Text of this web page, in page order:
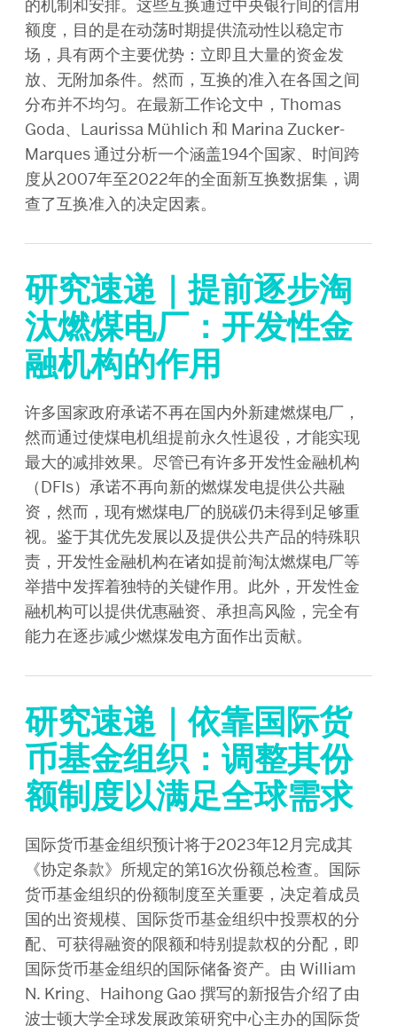
的机制和安排。这些互换通过中央银行间的信用
额度，目的是在动荡时期提供流动性以稳定市
场，具有两个主要优势：立即且大量的资金发
放、无附加条件。然而，互换的准入在各国之间
分布并不均匀。在最新工作论文中，Thomas
Goda、Laurissa Mühlich 和 Marina Zucker-
Marques 通过分析一个涵盖194个国家、时间跨
度从2007年至2022年的全面新互换数据集，调
查了互换准入的决定因素。
研究速递｜提前逐步淘
汰燃煤电厂：开发性金
融机构的作用
许多国家政府承诺不再在国内外新建燃煤电厂，
然而通过使煤电机组提前永久性退役，才能实现
最大的减排效果。尽管已有许多开发性金融机构
（DFIs）承诺不再向新的燃煤发电提供公共融
资，然而，现有燃煤电厂的脱碳仍未得到足够重
视。鉴于其优先发展以及提供公共产品的特殊职
责，开发性金融机构在诸如提前淘汰燃煤电厂等
举措中发挥着独特的关键作用。此外，开发性金
融机构可以提供优惠融资、承担高风险，完全有
能力在逐步减少燃煤发电方面作出贡献。
研究速递｜依靠国际货
币基金组织：调整其份
额制度以满足全球需求
国际货币基金组织预计将于2023年12月完成其
《协定条款》所规定的第16次份额总检查。国际
货币基金组织的份额制度至关重要，决定着成员
国的出资规模、国际货币基金组织中投票权的分
配、可获得融资的限额和特别提款权的分配，即
国际货币基金组织的国际储备资产。由 William
N. Kring、Haihong Gao 撰写的新报告介绍了由
波士顿大学全球发展政策研究中心主办的国际货